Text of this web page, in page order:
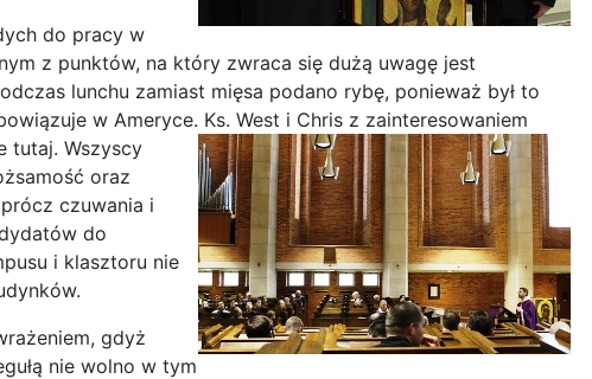
do pracy w
z punktów, na który zwraca się dużą uwagę jest
lunchu zamiast mięsa podano rybę, ponieważ był to
w Ameryce. Ks. West i Chris z zainteresowaniem
tutaj. Wszyscy
oraz
czuwania i
do
i klasztoru nie
gdyż
nie wolno w tym